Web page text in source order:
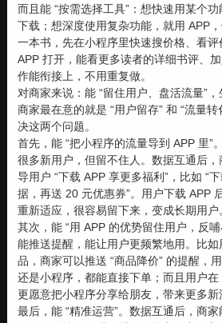
而且能 “按需选择工具”：想快速用某个
下载；想深度使用复杂功能，就用 APP
一本书，先在小程序里快速搜价格、看
APP 打开，能看更多读者的详细书评、
作能衔接上，不用重复做。
对商家来说：能 “留住用户、盘活流量”
商家最在意的就是 “用户留存” 和 “流量
决这两个问题。
首先，能 “把小程序的流量导到 APP 里”
很多新用户，但留不住人。数据互通后，
导用户 “下载 APP 享更多福利”，比如 “
据，再送 20 元优惠券”。用户下载 APP
重新适应，很容易留下来，变成长期用户
其次，能 “用 APP 的优势留住用户，反哺
能推送提醒，能让用户更频繁地用。比
品，商家可以推送 “商品降价” 的提醒，
还是小程序，都能直接下单；而且用户
更愿意把小程序分享给朋友，带来更多新
最后，能 “精准运营”。数据互通后，商